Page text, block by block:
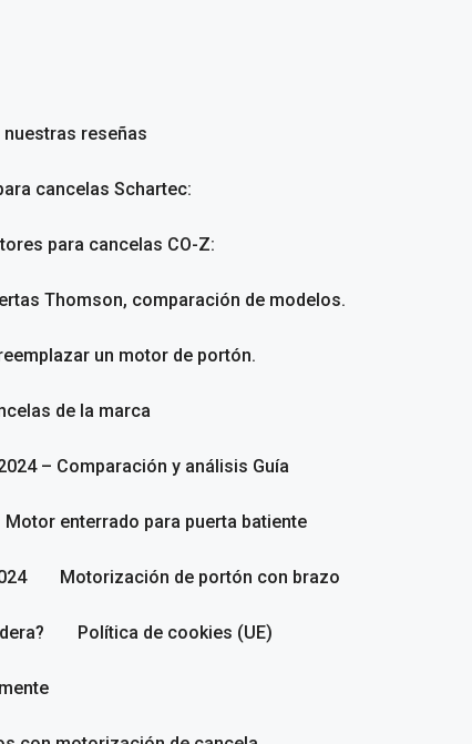
nuestras reseñas
cancelas Schartec:
para cancelas CO-Z:
Thomson, comparación de modelos.
un motor de portón.
de la marca
– Comparación y análisis Guía
Motor enterrado para puerta batiente
Motorización de portón con brazo
Política de cookies (UE)